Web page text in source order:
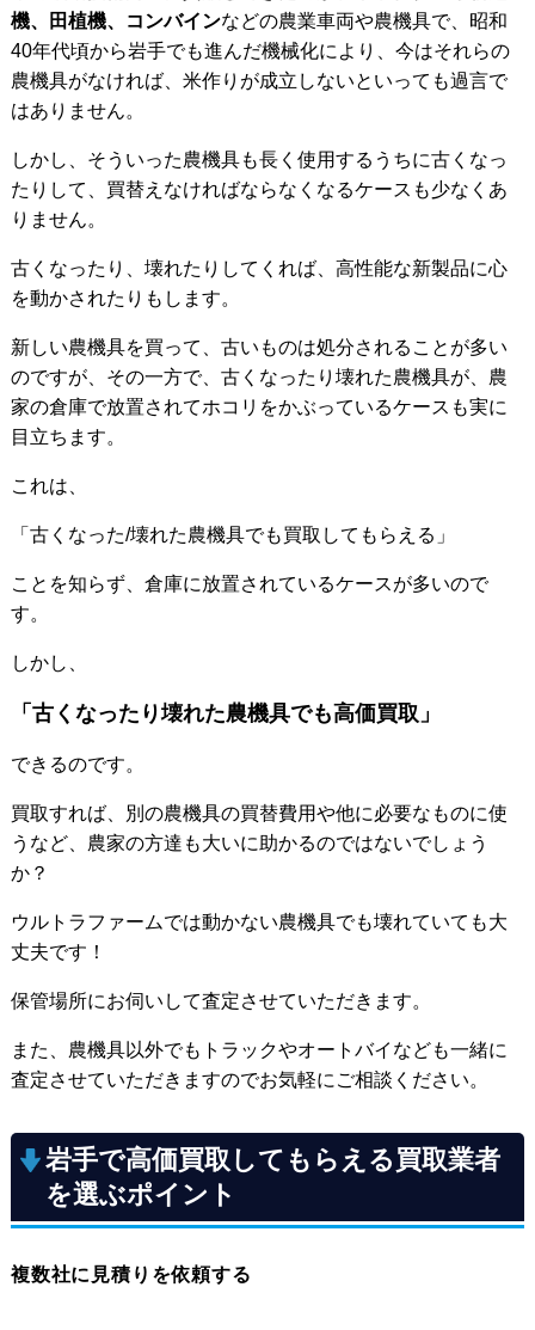
機、田植機、コンバインなどの農業車両や農機具で、昭和
40年代頃から岩手でも進んだ機械化により、今はそれらの
農機具がなければ、米作りが成立しないといっても過言で
はありません。
しかし、そういった農機具も長く使用するうちに古くなっ
たりして、買替えなければならなくなるケースも少なくあ
りません。
古くなったり、壊れたりしてくれば、高性能な新製品に心
を動かされたりもします。
新しい農機具を買って、古いものは処分されることが多い
のですが、その一方で、古くなったり壊れた農機具が、農
家の倉庫で放置されてホコリをかぶっているケースも実に
目立ちます。
これは、
「古くなった/壊れた農機具でも買取してもらえる」
ことを知らず、倉庫に放置されているケースが多いので
す。
しかし、
「古くなったり壊れた農機具でも高価買取」
できるのです。
買取すれば、別の農機具の買替費用や他に必要なものに使
うなど、農家の方達も大いに助かるのではないでしょう
か？
ウルトラファームでは動かない農機具でも壊れていても大
丈夫です！
保管場所にお伺いして査定させていただきます。
また、農機具以外でもトラックやオートバイなども一緒に
査定させていただきますのでお気軽にご相談ください。
岩手で高価買取してもらえる買取業者
を選ぶポイント
複数社に見積りを依頼する